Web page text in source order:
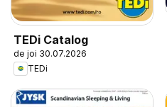
TEDi Catalog
de joi 30.07.2026
TEDi